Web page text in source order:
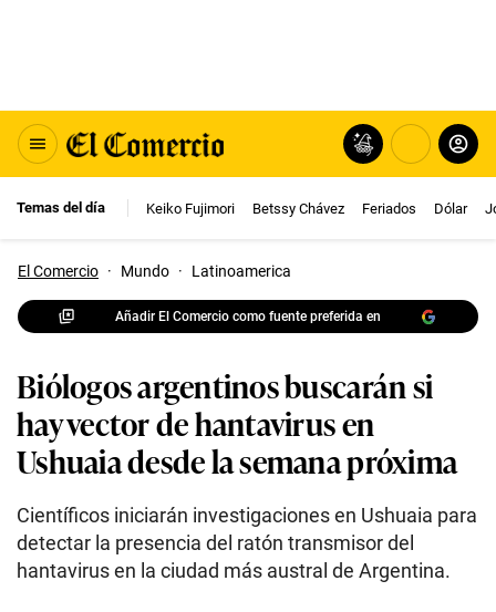
Temas del día Keiko Fujimori Betssy Chávez Feriados Dólar
El Comercio · Mundo · Latinoamerica
Añadir El Comercio como fuente preferida en
Biólogos argentinos buscarán si
hay vector de hantavirus en
Ushuaia desde la semana próxima
Científicos iniciarán investigaciones en Ushuaia para
detectar la presencia del ratón transmisor del
hantavirus en la ciudad más austral de Argentina.